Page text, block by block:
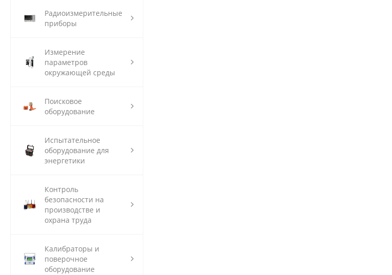
Радиоизмерительные
приборы
Измерение
параметров
окружающей среды
Поисковое
оборудование
Испытательное
оборудование для
энергетики
Контроль
безопасности на
производстве и
охрана труда
Калибраторы и
поверочное
оборудование